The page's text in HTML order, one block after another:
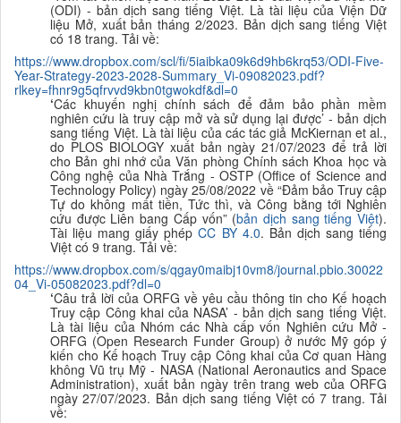
(ODI) - bản dịch sang tiếng Việt. Là tài liệu của Viện Dữ
liệu Mở, xuất bản tháng 2/2023. Bản dịch sang tiếng Việt
có 18 trang. Tải về:
https://www.dropbox.com/scl/fi/5iaibka09k6d9hb6krq53/ODI-Five-
Year-Strategy-2023-2028-Summary_Vi-09082023.pdf?
rlkey=fhnr9g5qfrvvd9kbn0tgwokdf&dl=0
‘Các khuyến nghị chính sách để đảm bảo phần mềm
nghiên cứu là truy cập mở và sử dụng lại được’ - bản dịch
sang tiếng Việt. Là tài liệu của các tác giả McKiernan et al.,
do PLOS BIOLOGY xuất bản ngày 21/07/2023 để trả lời
cho Bản ghi nhớ của Văn phòng Chính sách Khoa học và
Công nghệ của Nhà Trắng - OSTP (Office of Science and
Technology Policy) ngày 25/08/2022 về “Đảm bảo Truy cập
Tự do không mất tiền, Tức thì, và Công bằng tới Nghiên
cứu được Liên bang Cấp vốn” (bản dịch sang tiếng Việt).
Tài liệu mang giấy phépCC BY 4.0. Bản dịch sang tiếng
Việt có 9 trang. Tải về:
https://www.dropbox.com/s/qgay0maibj10vm8/journal.pbio.30022
04_Vi-05082023.pdf?dl=0
‘Câu trả lời của ORFG về yêu cầu thông tin cho Kế hoạch
Truy cập Công khai của NASA’ - bản dịch sang tiếng Việt.
Là tài liệu của Nhóm các Nhà cấp vốn Nghiên cứu Mở -
ORFG (Open Research Funder Group) ở nước Mỹ góp ý
kiến cho Kế hoạch Truy cập Công khai của Cơ quan Hàng
không Vũ trụ Mỹ - NASA (National Aeronautics and Space
Administration), xuất bản ngày trên trang web của ORFG
ngày 27/07/2023. Bản dịch sang tiếng Việt có 7 trang. Tải
về: